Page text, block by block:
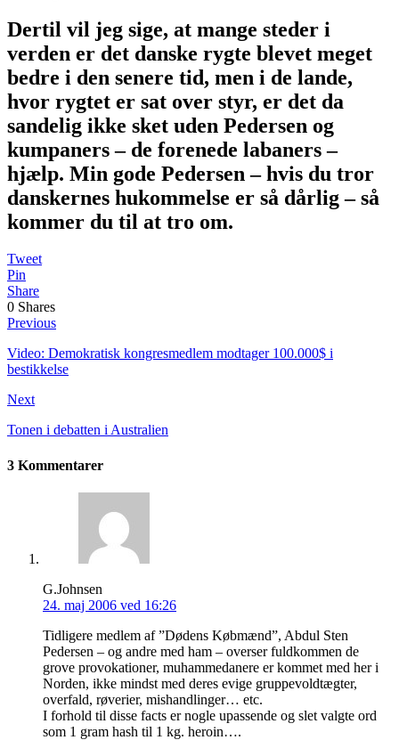
Dertil vil jeg sige, at mange steder i
verden er det danske rygte blevet meget
bedre i den senere tid, men i de lande,
hvor rygtet er sat over styr, er det da
sandelig ikke sket uden Pedersen og
kumpaners – de forenede labaners –
hjælp. Min gode Pedersen – hvis du tror
danskernes hukommelse er så dårlig – så
kommer du til at tro om.
Tweet
Pin
Share
0 Shares
Previous
Video: Demokratisk kongresmedlem modtager 100.000$ i
bestikkelse
Next
Tonen i debatten i Australien
3 Kommentarer
G.Johnsen
24. maj 2006 ved 16:26
Tidligere medlem af ”Dødens Købmænd”, Abdul Sten
Pedersen – og andre med ham – overser fuldkommen de
grove provokationer, muhammedanere er kommet med her i
Norden, ikke mindst med deres evige gruppevoldtægter,
overfald, røverier, mishandlinger… etc.
I forhold til disse facts er nogle upassende og slet valgte ord
som 1 gram hash til 1 kg. heroin….